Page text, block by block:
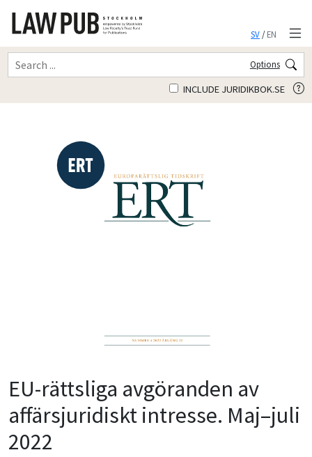
SV/EN
Options
INCLUDE JURIDIKBOK.SE
EU-rättsliga avgöranden av
affärsjuridiskt intresse. Maj–juli
2022